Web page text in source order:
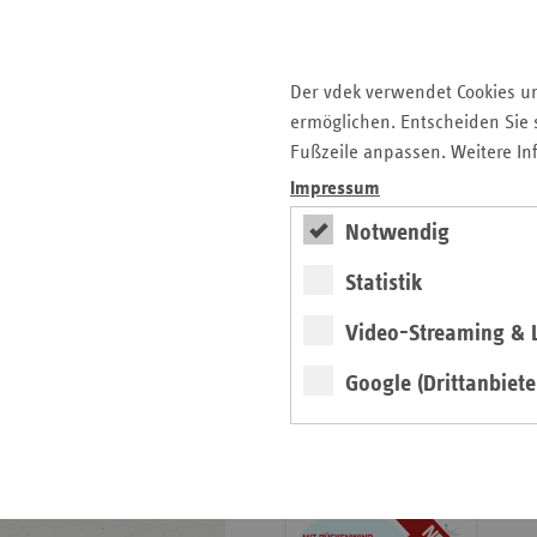
Der vdek verwendet Cookies
ermöglichen. Entscheiden
Fußzeile anpassen. Weitere
Impressum
Notwendig
Statistik
Video-Streaming &
Google
am 23.09.2026
Anmeldung
weiter
Zehn Jahre Präventionsgesetz,
zehn Jahre
Zeit, Resümee zu ziehen auf
Präventionskonferenz. Jetzt
Anmeldemöglichkeit.